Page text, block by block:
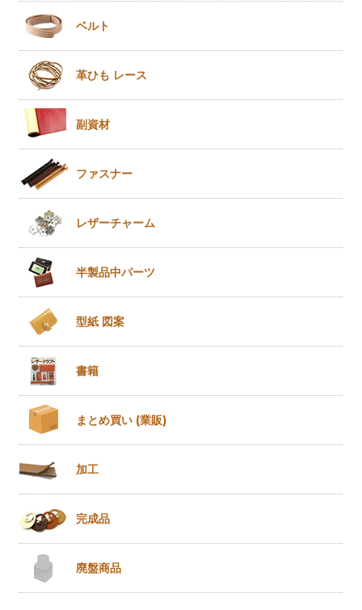
ベルト
革ひも レース
副資材
ファスナー
レザーチャーム
半製品中パーツ
型紙 図案
書籍
まとめ買い (業販)
加工
完成品
廃盤商品